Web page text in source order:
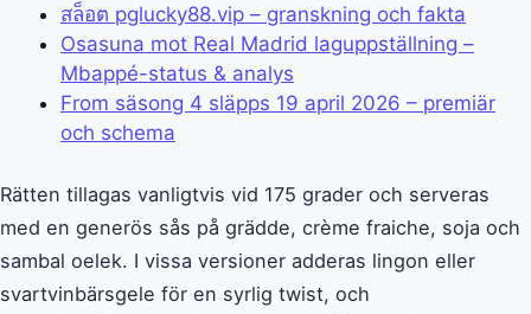
สล็อต pglucky88.vip – granskning och fakta
Osasuna mot Real Madrid laguppställning –
Mbappé-status & analys
From säsong 4 släpps 19 april 2026 – premiär
och schema
Rätten tillagas vanligtvis vid 175 grader och serveras
med en generös sås på grädde, crème fraiche, soja och
sambal oelek. I vissa versioner adderas lingon eller
svartvinbärsgele för en syrlig twist, och